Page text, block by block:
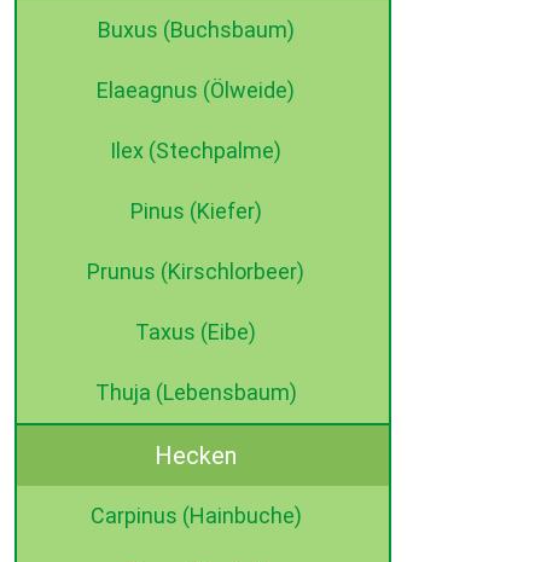
Buxus (Buchsbaum)
Elaeagnus (Ölweide)
Ilex (Stechpalme)
Pinus (Kiefer)
Prunus (Kirschlorbeer)
Taxus (Eibe)
Thuja (Lebensbaum)
Hecken
Carpinus (Hainbuche)